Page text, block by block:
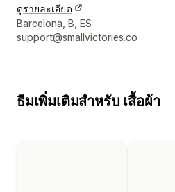
ดูรายละเอียด
รายละเอียดการติดต่อผู้ออกแบบ
Barcelona, B, ES
support@smallvictories.co
ธีมเพิ่มเติมสำหรับ เสื้อผ้า